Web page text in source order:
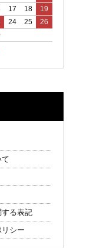
17 18
19
24 25
26
る表記
シー